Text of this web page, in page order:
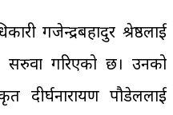
गजेन्द्रबहादुर श्रेष्ठलाई
सरुवा गरिएको छ। उनको
दीर्घनारायण पौडेललाई